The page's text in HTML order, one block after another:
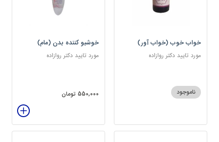
خواب خوب (خواب آور)
مورد تایید دکتر روازاده
ناموجود
خوشبو کننده بدن (مام)
مورد تایید دکتر روازاده
550,000 تومان